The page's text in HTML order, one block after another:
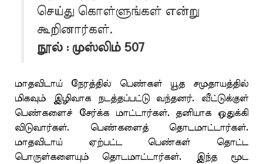
செய்து கொள்ளுங்கள் என்று
கூறினார்கள்.
நூல் : முஸ்லிம் 507
மாதவிடாய் நேரத்தில் பெண்கள் யூத சமுதாயத்தில்
மிகவும் இழிவாக நடத்தப்பட்டு வந்தனர். வீட்டுக்குள்
பெண்களைச் சேர்க்க மாட்டார்கள். தனியாக ஒதுக்கி
விடுவார்கள். பெண்களைத் தொடமாட்டார்கள்.
மாதவிடாய் ஏற்பட்ட பெண்கள் தொட்ட
பொருள்களையும் தொடமாட்டார்கள். இந்த மூட